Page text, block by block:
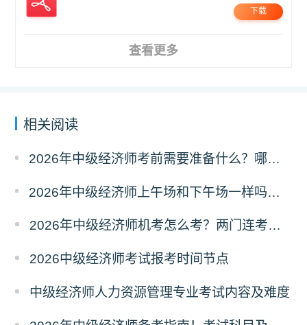
下载
查看更多
相关阅读
2026年中级经济师考前需要准备什么？哪些物品不能带？
2026年中级经济师上午场和下午场一样吗？考题有区别吗？
2026年中级经济师机考怎么考？两门连考怎么安排？
2026中级经济师考试报考时间节点
中级经济师人力资源管理专业考试内容及难度